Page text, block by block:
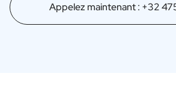
Appelez maintenant : +32